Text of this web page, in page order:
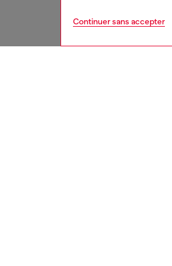
Continuer sans accepter